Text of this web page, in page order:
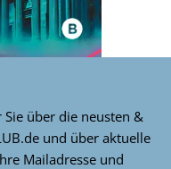
über die neusten &
und über aktuelle
Mailadresse und